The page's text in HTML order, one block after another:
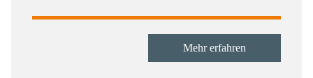
Mehr erfahren